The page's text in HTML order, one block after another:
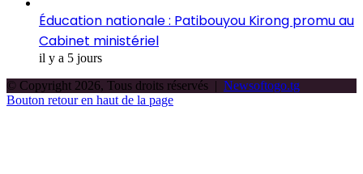
Éducation nationale : Patibouyou Kirong promu au
Cabinet ministériel
il y a 5 jours
© Copyright 2026, Tous droits réservés | Newsoftogo.tg
Bouton retour en haut de la page